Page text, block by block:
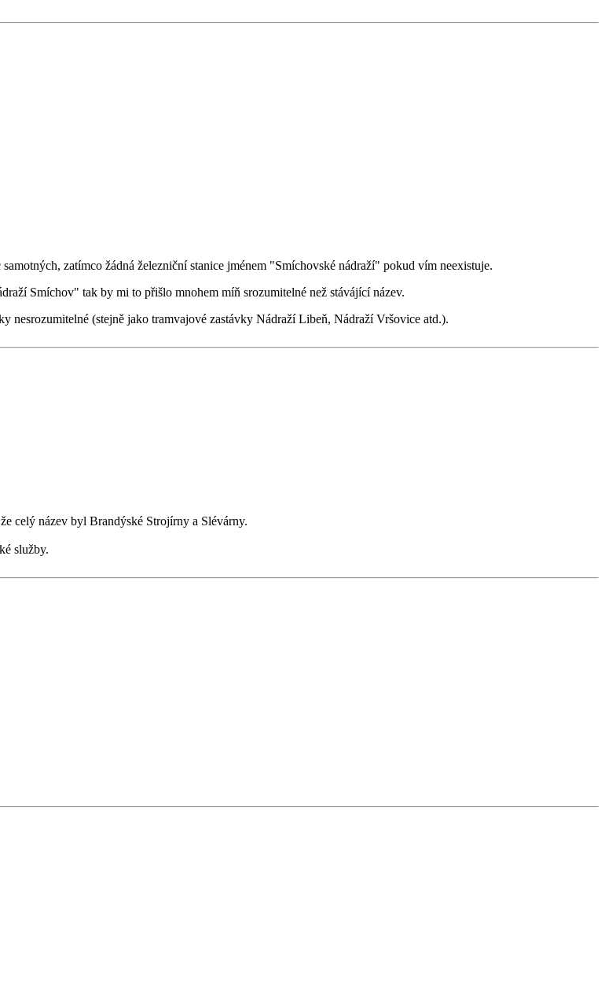
zatímco žádná železniční stanice jménem "Smíchovské nádraží" pokud vím neexistuje.
Smíchov" tak by mi to přišlo mnohem míň srozumitelné než stávájící název.
(stejně jako tramvajové zastávky Nádraží Libeň, Nádraží Vršovice atd.).
celý název byl Brandýské Strojírny a Slévárny.
služby.